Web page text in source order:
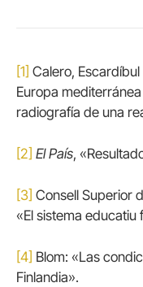
[1] Calero,
Europa
radiografía de una
[2] El País,
[3] Consell Superior
«El sistema educatiu
[4] Blom: «Las
Finlandia».